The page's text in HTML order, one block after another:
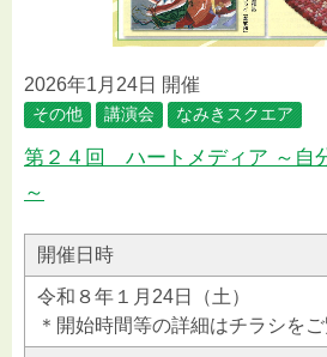
2026年1月24日 開催
その他 講演会 なみきスクエア
第２４回 ハートメディア ～自
～
開催日時
令和８年１月24日（土）
＊開始時間等の詳細はチラシを